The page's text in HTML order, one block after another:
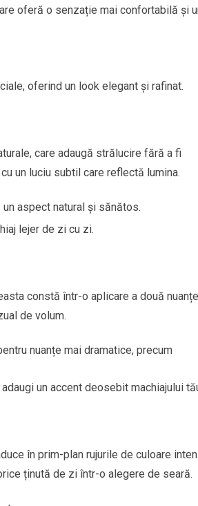
oferă o senzație mai confortabilă și
oferind un look elegant și rafinat.
care adaugă strălucire fără a fi
un luciu subtil care reflectă lumina.
aspect natural și sănătos.
lejer de zi cu zi.
constă într-o aplicare a două
de volum.
nuanțe mai dramatice, precum
un accent deosebit machiajului
în prim-plan rujurile de culoare
ținută de zi într-o alegere de seară.